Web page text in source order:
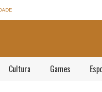
Cultura Games